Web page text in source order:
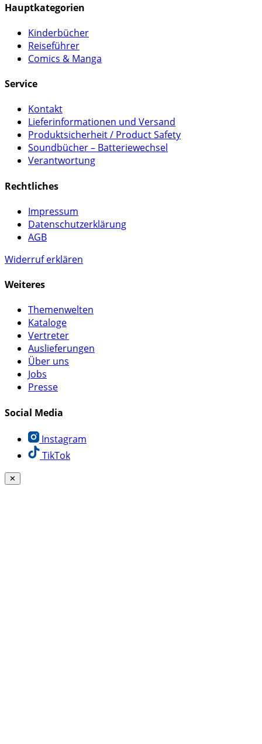
Hauptkategorien
Kinderbücher
Reiseführer
Comics & Manga
Service
Kontakt
Lieferinformationen und Versand
Produktsicherheit / Product Safety
Soundbücher – Batteriewechsel
Verantwortung
Rechtliches
Impressum
Datenschutzerklärung
AGB
Widerruf erklären
Weiteres
Themenwelten
Kataloge
Vertreter
Auslieferungen
Über uns
Jobs
Presse
Social Media
Instagram
TikTok
✕